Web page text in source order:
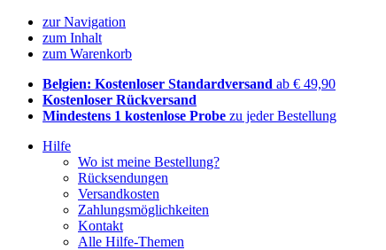
zur Navigation
zum Inhalt
zum Warenkorb
Belgien: Kostenloser Standardversand ab € 49,90
Kostenloser Rückversand
Mindestens 1 kostenlose Probe zu jeder Bestellung
Hilfe
Wo ist meine Bestellung?
Rücksendungen
Versandkosten
Zahlungsmöglichkeiten
Kontakt
Alle Hilfe-Themen